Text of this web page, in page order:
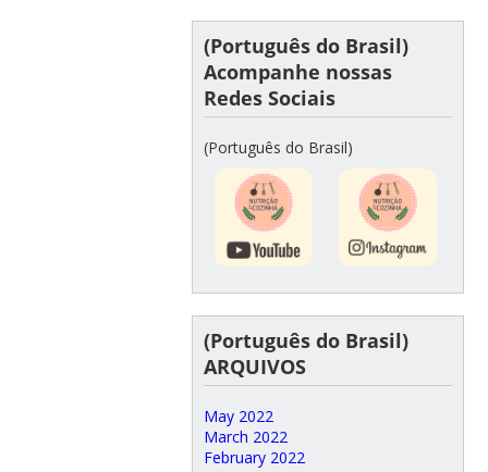
(Português do Brasil)
Acompanhe nossas
Redes Sociais
(Português do Brasil)
(Português do Brasil)
ARQUIVOS
May 2022
March 2022
February 2022